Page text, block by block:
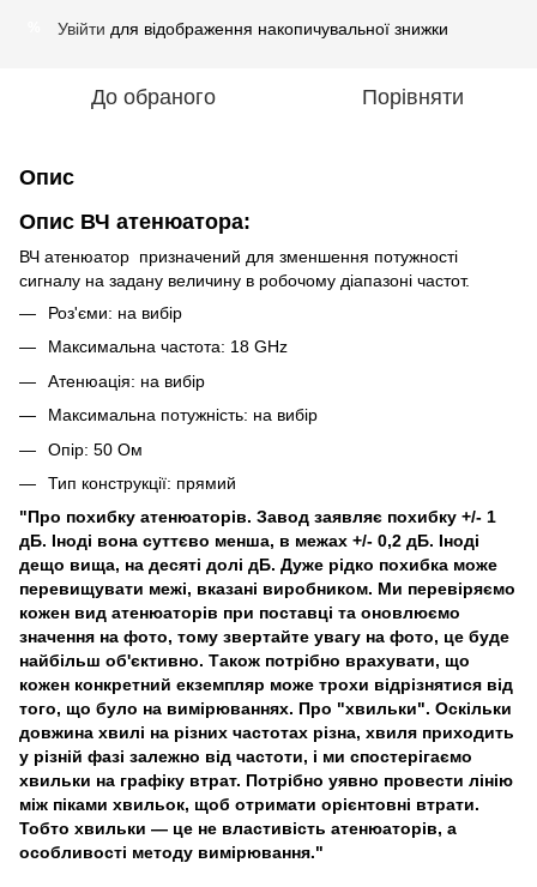
Увійти для відображення накопичувальної знижки
До обраного Порівняти
Опис
Опис ВЧ атенюатора:
ВЧ атенюатор призначений для зменшення потужності
сигналу на задану величину в робочому діапазоні частот.
Роз'єми: на вибір
Максимальна частота: 18 GHz
Атенюація: на вибір
Максимальна потужність: на вибір
Опір: 50 Ом
Тип конструкції: прямий
"Про похибку атенюаторів. Завод заявляє похибку +/- 1
дБ. Іноді вона суттєво менша, в межах +/- 0,2 дБ. Іноді
дещо вища, на десяті долі дБ. Дуже рідко похибка може
перевищувати межі, вказані виробником. Ми перевіряємо
кожен вид атенюаторів при поставці та оновлюємо
значення на фото, тому звертайте увагу на фото, це буде
найбільш об'єктивно. Також потрібно врахувати, що
кожен конкретний екземпляр може трохи відрізнятися від
того, що було на вимірюваннях. Про "хвильки". Оскільки
довжина хвилі на різних частотах різна, хвиля приходить
у різній фазі залежно від частоти, і ми спостерігаємо
хвильки на графіку втрат. Потрібно уявно провести лінію
між піками хвильок, щоб отримати орієнтовні втрати.
Тобто хвильки — це не властивість атенюаторів, а
особливості методу вимірювання."